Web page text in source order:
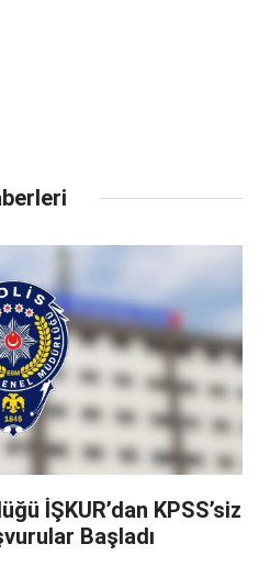
İŞKUR’dan KPSS’siz
Başladı